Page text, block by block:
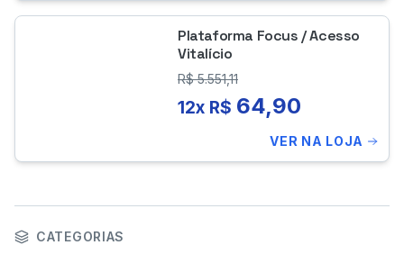
Plataforma Focus / Acesso
Vitalício
R$5.551,11
12x R$ 64,90
VER NA LOJA
CATEGORIAS